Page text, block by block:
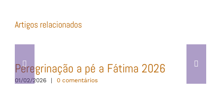
Artigos relacionados
Peregrinação a pé a Fátima 2026
01/02/2026 | 0 comentários